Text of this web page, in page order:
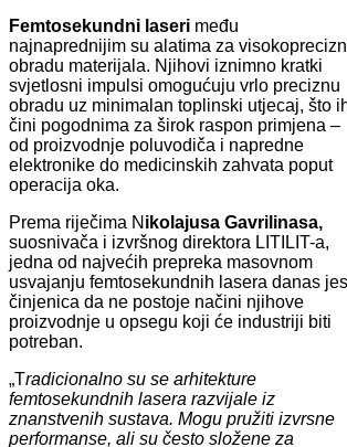
Femtosekundni laseri među
najnaprednijim su alatima za
obradu materijala. Njihovi iznimno kratki
svjetlosni impulsi omogućuju vrlo preciznu
obradu uz minimalan toplinski utjecaj, što
čini pogodnima za širok raspon primjena –
od proizvodnje poluvodiča i napredne
elektronike do medicinskih zahvata poput
operacija oka.
Prema riječima N ikolajusa Gavrilinasa,
suosnivača i izvršnog direktora LITILIT-a,
jedna od najvećih prepreka masovnom
usvajanju femtosekundnih lasera danas
činjenica da ne postoje načini njihove
proizvodnje u opsegu koji će industriji biti
potreban.
„Tradicionalno su se arhitekture
femtosekundnih lasera razvijale iz
znanstvenih sustava. Mogu pružiti izvrsne
performanse, ali su često složene za